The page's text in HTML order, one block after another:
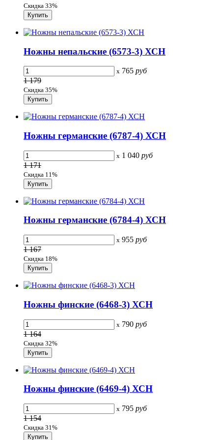
Скидка 33%
Ножны непальские (6573-3) ХСН
x 765 руб
1 179
Скидка 35%
Ножны германские (6787-4) ХСН
x 1 040 руб
1 171
Скидка 11%
Ножны германские (6784-4) ХСН
x 955 руб
1 167
Скидка 18%
Ножны финские (6468-3) ХСН
x 790 руб
1 164
Скидка 32%
Ножны финские (6469-4) ХСН
x 795 руб
1 154
Скидка 31%